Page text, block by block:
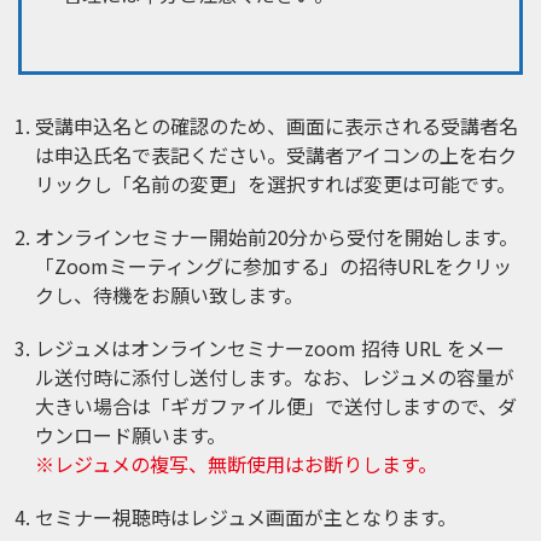
受講申込名との確認のため、画面に表示される受講者名
は申込氏名で表記ください。受講者アイコンの上を右ク
リックし「名前の変更」を選択すれば変更は可能です。
オンラインセミナー開始前20分から受付を開始します。
「Zoomミーティングに参加する」の招待URLをクリッ
クし、待機をお願い致します。
レジュメはオンラインセミナーzoom 招待 URL をメー
ル送付時に添付し送付します。なお、レジュメの容量が
大きい場合は「ギガファイル便」で送付しますので、ダ
ウンロード願います。
※レジュメの複写、無断使用はお断りします。
セミナー視聴時はレジュメ画面が主となります。